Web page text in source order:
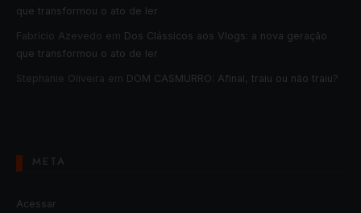
que transformou o ato de ler
Fabrício Azevedo em Dos Clássicos aos Vlogs: a nova geração
que transformou o ato de ler
Stephanie Oliveira em DOM CASMURRO: Afinal, traiu ou não traiu?
META
Acessar